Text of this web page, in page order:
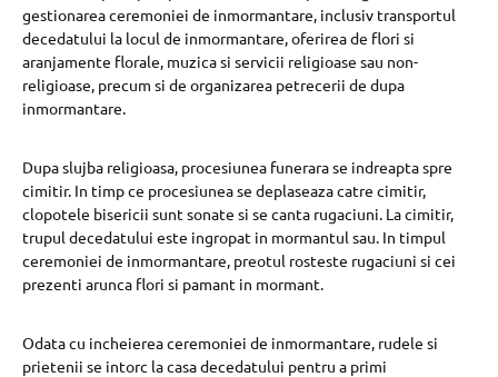
gestionarea ceremoniei de inmormantare, inclusiv transportul
decedatului la locul de inmormantare, oferirea de flori si
aranjamente florale, muzica si servicii religioase sau non-
religioase, precum si de organizarea petrecerii de dupa
inmormantare.
Dupa slujba religioasa, procesiunea funerara se indreapta spre
cimitir. In timp ce procesiunea se deplaseaza catre cimitir,
clopotele bisericii sunt sonate si se canta rugaciuni. La cimitir,
trupul decedatului este ingropat in mormantul sau. In timpul
ceremoniei de inmormantare, preotul rosteste rugaciuni si cei
prezenti arunca flori si pamant in mormant.
Odata cu incheierea ceremoniei de inmormantare, rudele si
prietenii se intorc la casa decedatului pentru a primi